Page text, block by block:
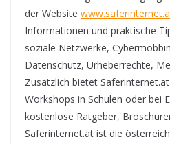
der Website
Informationen und praktische
soziale Netzwerke,
Datenschutz, Urheberrechte,
Zusätzlich bietet
Workshops in Schulen oder bei
kostenlose Ratgeber,
Saferinternet.at ist die